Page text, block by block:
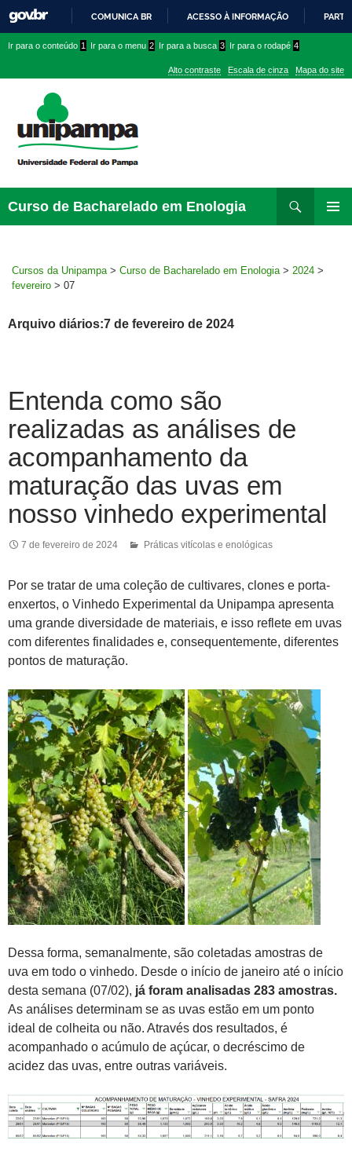
PARA
CONTEÚDO
COMUNICA BR ACESSO À INFORMAÇÃO
conteúdo
menu
superior
menu
Ir para o conteúdo 1 Ir para o menu 2 Ir para a busca 3 Ir para o rodapé 4
Alto contraste Escala de cinza Mapa do site
Curso de Bacharelado em Enologia
para
Cursos da Unipampa > Curso de Bacharelado em Enologia > 2024 >
fevereiro > 07
Arquivo diários:7 de fevereiro de 2024
Entenda como são
realizadas as análises de
acompanhamento da
maturação das uvas em
nosso vinhedo experimental
7 de fevereiro de 2024 Práticas vitícolas e enológicas
Por se tratar de uma coleção de cultivares, clones e porta-
enxertos, o Vinhedo Experimental da Unipampa apresenta
uma grande diversidade de materiais, e isso reflete em uvas
com diferentes finalidades e, consequentemente, diferentes
pontos de maturação.
Dessa forma, semanalmente, são coletadas amostras de
uva em todo o vinhedo. Desde o início de janeiro até o início
desta semana (07/02), já foram analisadas 283 amostras.
As análises determinam se as uvas estão em um ponto
ideal de colheita ou não. Através dos resultados, é
acompanhado o acúmulo de açúcar, o decréscimo de
acidez das uvas, entre outras variáveis.